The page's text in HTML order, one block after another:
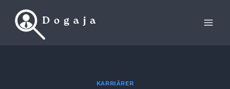
KARRIÄRER